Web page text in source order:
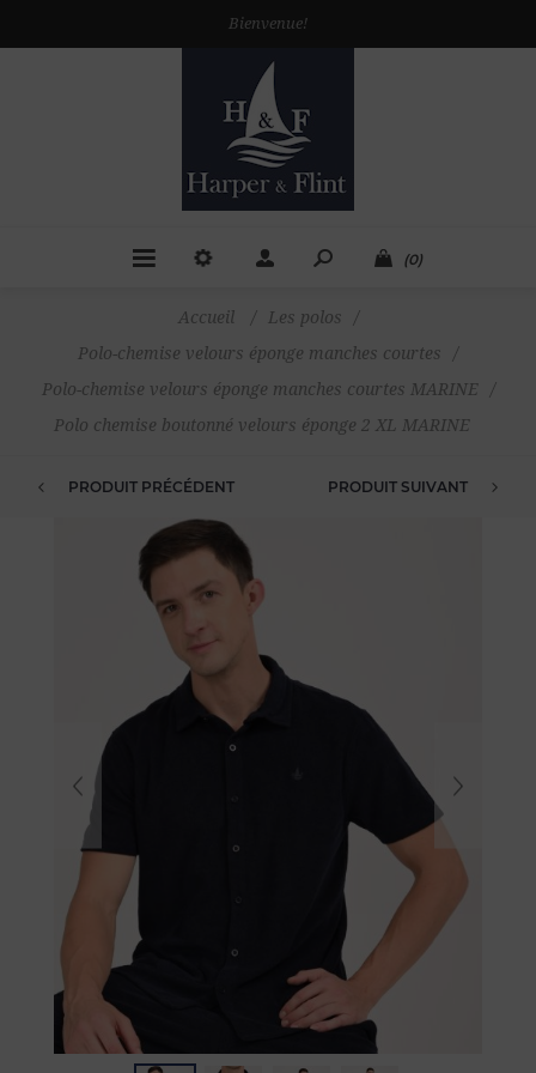
Bienvenue!
(0)
Accueil / Les polos
/
Polo-chemise velours éponge manches courtes
/
Polo-chemise velours éponge manches courtes MARINE
/
Polo chemise boutonné velours éponge 2 XL MARINE
PRODUIT PRÉCÉDENT PRODUIT SUIVANT